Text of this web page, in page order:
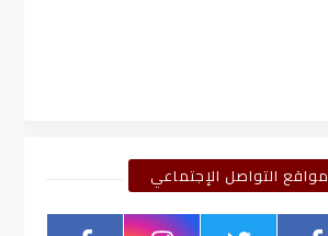
مواقع التواصل الإجتماعي